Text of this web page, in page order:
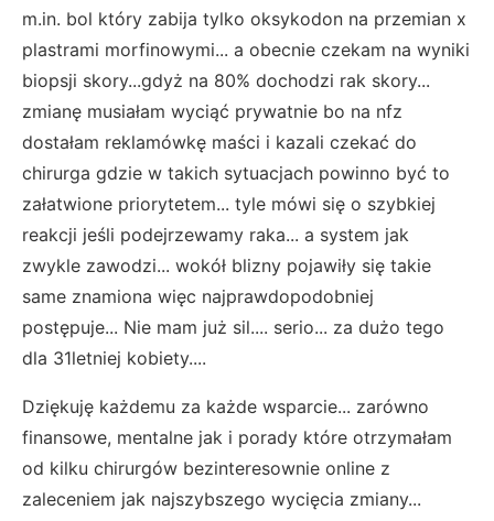
m.in. bol który zabija tylko oksykodon na przemian x
plastrami morfinowymi... a obecnie czekam na wyniki
biopsji skory...gdyż na 80% dochodzi rak skory...
zmianę musiałam wyciąć prywatnie bo na nfz
dostałam reklamówkę maści i kazali czekać do
chirurga gdzie w takich sytuacjach powinno być to
załatwione priorytetem... tyle mówi się o szybkiej
reakcji jeśli podejrzewamy raka... a system jak
zwykle zawodzi... wokół blizny pojawiły się takie
same znamiona więc najprawdopodobniej
postępuje... Nie mam już sil.... serio... za dużo tego
dla 31letniej kobiety....
Dziękuję każdemu za każde wsparcie... zarówno
finansowe, mentalne jak i porady które otrzymałam
od kilku chirurgów bezinteresownie online z
zaleceniem jak najszybszego wycięcia zmiany...